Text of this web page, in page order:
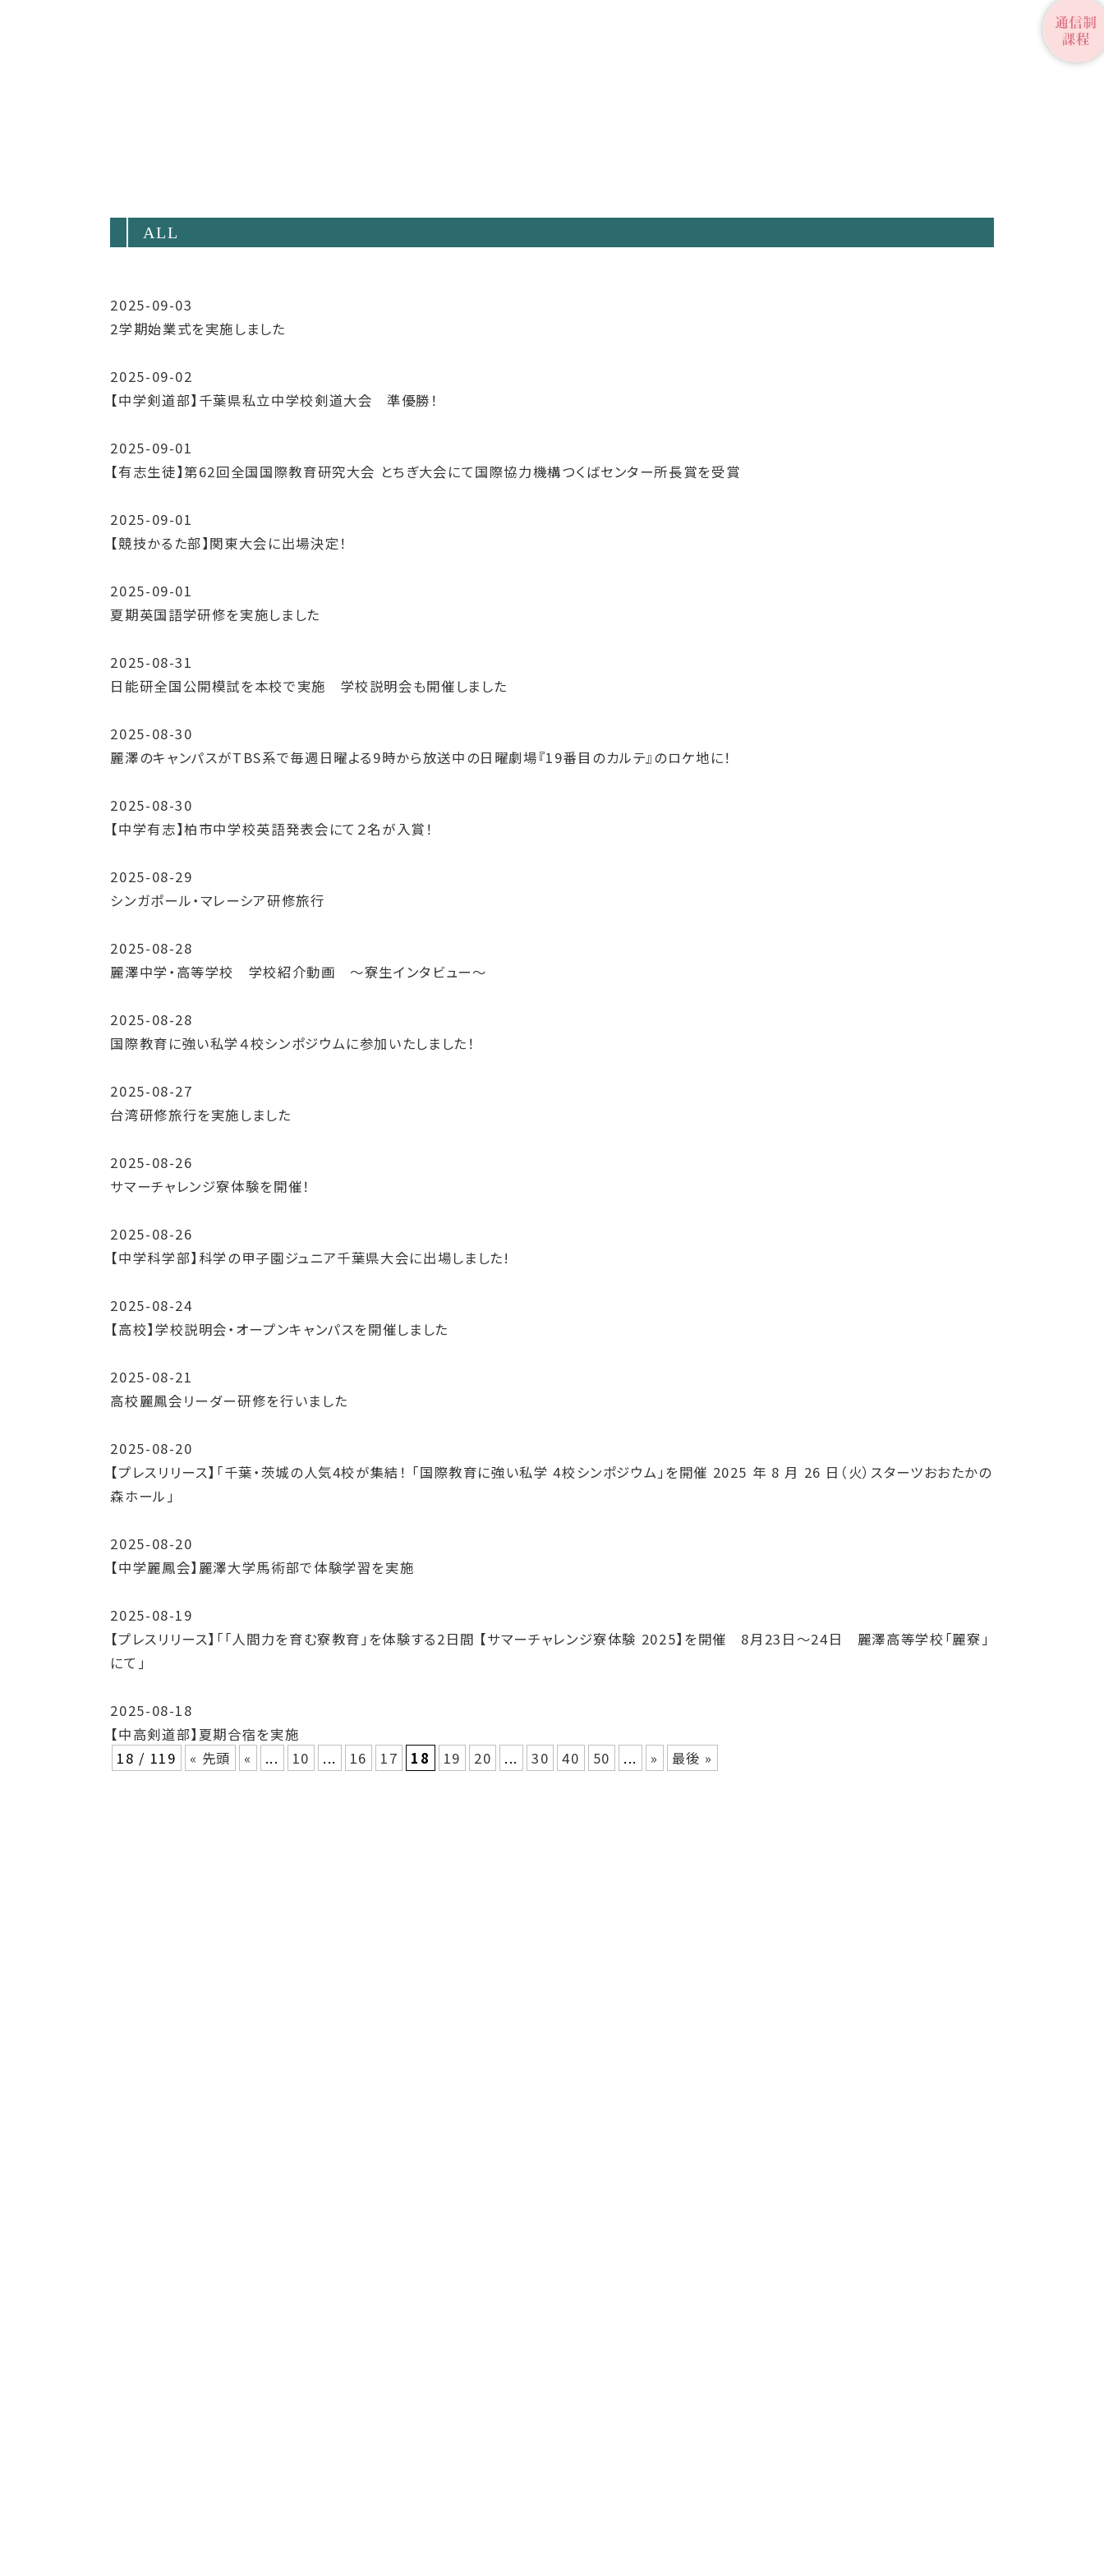
ALL
2025-09-03
2学期始業式を実施しました
2025-09-02
【中学剣道部】千葉県私立中学校剣道大会 準優勝！
2025-09-01
【有志生徒】第62回全国国際教育研究大会 とちぎ大会にて国際協力機構つくばセンター所長賞を受賞
2025-09-01
【競技かるた部】関東大会に出場決定！
2025-09-01
夏期英国語学研修を実施しました
2025-08-31
日能研全国公開模試を本校で実施 学校説明会も開催しました
2025-08-30
麗澤のキャンパスがTBS系で毎週日曜よる9時から放送中の日曜劇場『19番目のカルテ』のロケ地に！
2025-08-30
【中学有志】柏市中学校英語発表会にて２名が入賞！
2025-08-29
シンガポール・マレーシア研修旅行
2025-08-28
麗澤中学・高等学校 学校紹介動画 ～寮生インタビュー～
2025-08-28
国際教育に強い私学４校シンポジウムに参加いたしました！
2025-08-27
台湾研修旅行を実施しました
2025-08-26
サマーチャレンジ寮体験を開催！
2025-08-26
【中学科学部】科学の甲子園ジュニア千葉県大会に出場しました!
2025-08-24
【高校】学校説明会・オープンキャンパスを開催しました
2025-08-21
高校麗鳳会リーダー研修を行いました
2025-08-20
【プレスリリース】「千葉・茨城の人気4校が集結！ 「国際教育に強い私学 4校シンポジウム」を開催 2025 年 8 月 26 日（火）スターツおおたかの
森ホール」
2025-08-20
【中学麗鳳会】麗澤大学馬術部で体験学習を実施
2025-08-19
【プレスリリース】「「人間力を育む寮教育」を体験する2日間 【サマーチャレンジ寮体験 2025】を開催 8月23日～24日 麗澤高等学校「麗寮」
にて」
2025-08-18
【中高剣道部】夏期合宿を実施
18 / 119
« 先頭 « ... 10 ... 16 17 18 19 20 ... 30 40 50 ... » 最後 »